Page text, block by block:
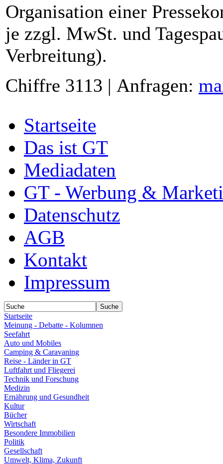
Organisation einer
je zzgl. MwSt. und
Verbreitung).
Chiffre 3113 | Anfragen:
Startseite
Das ist GT
Mediadaten
GT - Werbung &
Datenschutz
AGB
Kontakt
Impressum
Startseite
Meinung - Debatte - Kolumnen
Seefahrt
Auto und Mobiles
Camping & Caravaning
Reise - Länder in GT
Luftfahrt und Fliegerei
Technik und Forschung
Medizin
Ernährung und Gesundheit
Kultur
Bücher
Wirtschaft
Besondere Immobilien
Politik
Gesellschaft
Umwelt, Klima, Zukunft